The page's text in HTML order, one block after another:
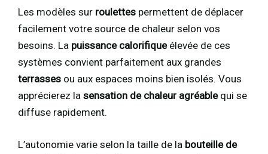
Les modèles sur roulettes permettent de déplacer
facilement votre source de chaleur selon vos
besoins. La puissance calorifiqueélevée de ces
systèmes convient parfaitement aux grandes
terrasses ou aux espaces moins bien isolés. Vous
apprécierez la sensation de chaleur agréablequi se
diffuse rapidement.
L’autonomie varie selon la taille de la bouteille de